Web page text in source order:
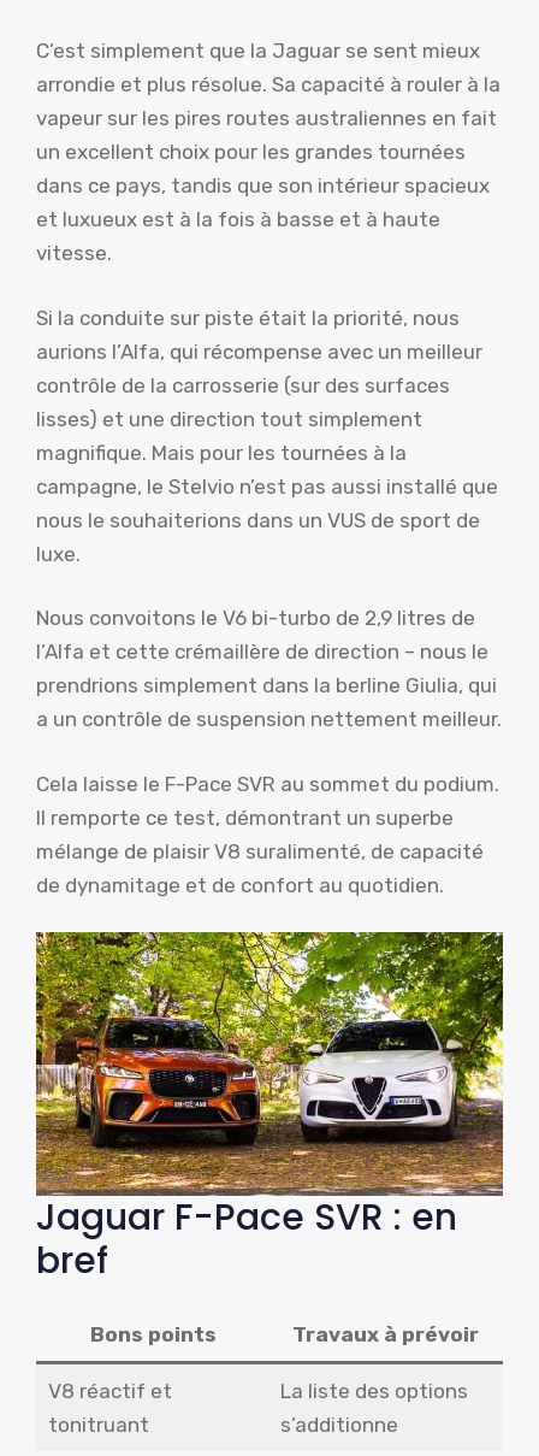
C’est simplement que la Jaguar se sent mieux
arrondie et plus résolue. Sa capacité à rouler à la
vapeur sur les pires routes australiennes en fait
un excellent choix pour les grandes tournées
dans ce pays, tandis que son intérieur spacieux
et luxueux est à la fois à basse et à haute
vitesse.
Si la conduite sur piste était la priorité, nous
aurions l’Alfa, qui récompense avec un meilleur
contrôle de la carrosserie (sur des surfaces
lisses) et une direction tout simplement
magnifique. Mais pour les tournées à la
campagne, le Stelvio n’est pas aussi installé que
nous le souhaiterions dans un VUS de sport de
luxe.
Nous convoitons le V6 bi-turbo de 2,9 litres de
l’Alfa et cette crémaillère de direction – nous le
prendrions simplement dans la berline Giulia, qui
a un contrôle de suspension nettement meilleur.
Cela laisse le F-Pace SVR au sommet du podium.
Il remporte ce test, démontrant un superbe
mélange de plaisir V8 suralimenté, de capacité
de dynamitage et de confort au quotidien.
Jaguar F-Pace SVR : en
bref
Bons points Travaux à prévoir
V8 réactif et
tonitruant
La liste des options
s’additionne